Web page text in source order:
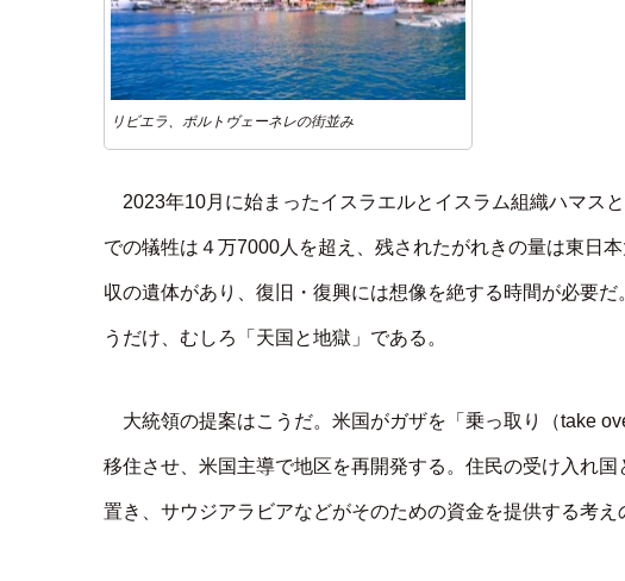
リビエラ、ポルトヴェーネレの街並み
2023年10月に始まったイスラエルとイスラム組織ハマス
での犠牲は４万7000人を超え、残されたがれきの量は東日
収の遺体があり、復旧・復興には想像を絶する時間が必要
うだけ、むしろ「天国と地獄」である。
大統領の提案はこうだ。米国がガザを「乗っ取り（take
移住させ、米国主導で地区を再開発する。住民の受け入れ
置き、サウジアラビアなどがそのための資金を提供する考え